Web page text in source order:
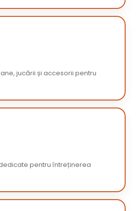
jucării și accesorii pentru
pentru întreținerea